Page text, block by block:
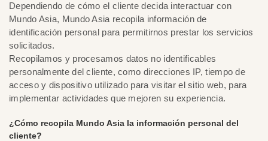
Dependiendo de cómo el cliente decida interactuar con
Mundo Asia, Mundo Asia recopila información de
identificación personal para permitirnos prestar los servicios
solicitados.
Recopilamos y procesamos datos no identificables
personalmente del cliente, como direcciones IP, tiempo de
acceso y dispositivo utilizado para visitar el sitio web, para
implementar actividades que mejoren su experiencia.
¿Cómo recopila Mundo Asia la información personal del
cliente?